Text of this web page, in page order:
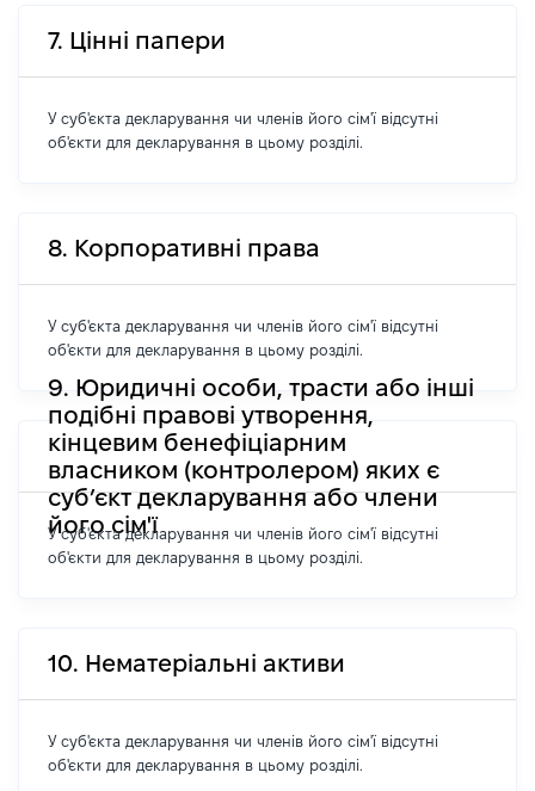
7. Цінні папери
У суб'єкта декларування чи членів його сім'ї відсутні
об'єкти для декларування в цьому розділі.
8. Корпоративні права
У суб'єкта декларування чи членів його сім'ї відсутні
об'єкти для декларування в цьому розділі.
9. Юридичні особи, трасти або інші
подібні правові утворення,
кінцевим бенефіціарним
власником (контролером) яких є
суб’єкт декларування або члени
його сім'ї
У суб'єкта декларування чи членів його сім'ї відсутні
об'єкти для декларування в цьому розділі.
10. Нематеріальні активи
У суб'єкта декларування чи членів його сім'ї відсутні
об'єкти для декларування в цьому розділі.